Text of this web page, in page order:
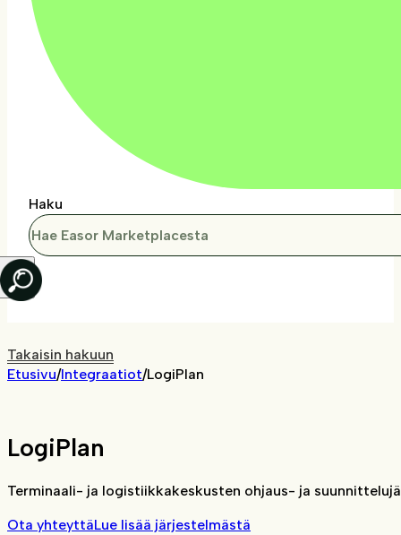
Haku
Takaisin hakuun
Etusivu/Integraatiot/LogiPlan
LogiPlan
Terminaali- ja logistiikkakeskusten ohjaus- ja
Ota yhteyttäLue lisää järjestelmästä